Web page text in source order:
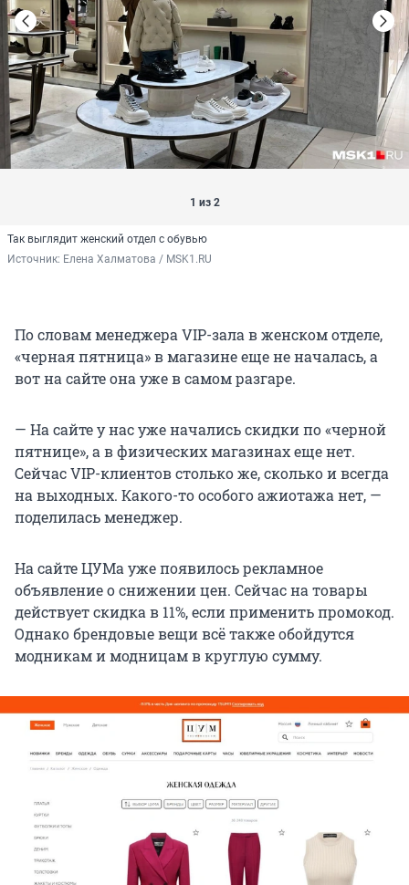
1 из 2
Так выглядит женский отдел с обувью
Источник: Елена Халматова / MSK1.RU
По словам менеджера VIP-зала в женском отделе,
«черная пятница» в магазине еще не началась, а
вот на сайте она уже в самом разгаре.
— На сайте у нас уже начались скидки по «черной
пятнице», а в физических магазинах еще нет.
Сейчас VIP-клиентов столько же, сколько и всегда
на выходных. Какого-то особого ажиотажа нет, —
поделилась менеджер.
На сайте ЦУМа уже появилось рекламное
объявление о снижении цен. Сейчас на товары
действует скидка в 11%, если применить промокод.
Однако брендовые вещи всё также обойдутся
модникам и модницам в круглую сумму.